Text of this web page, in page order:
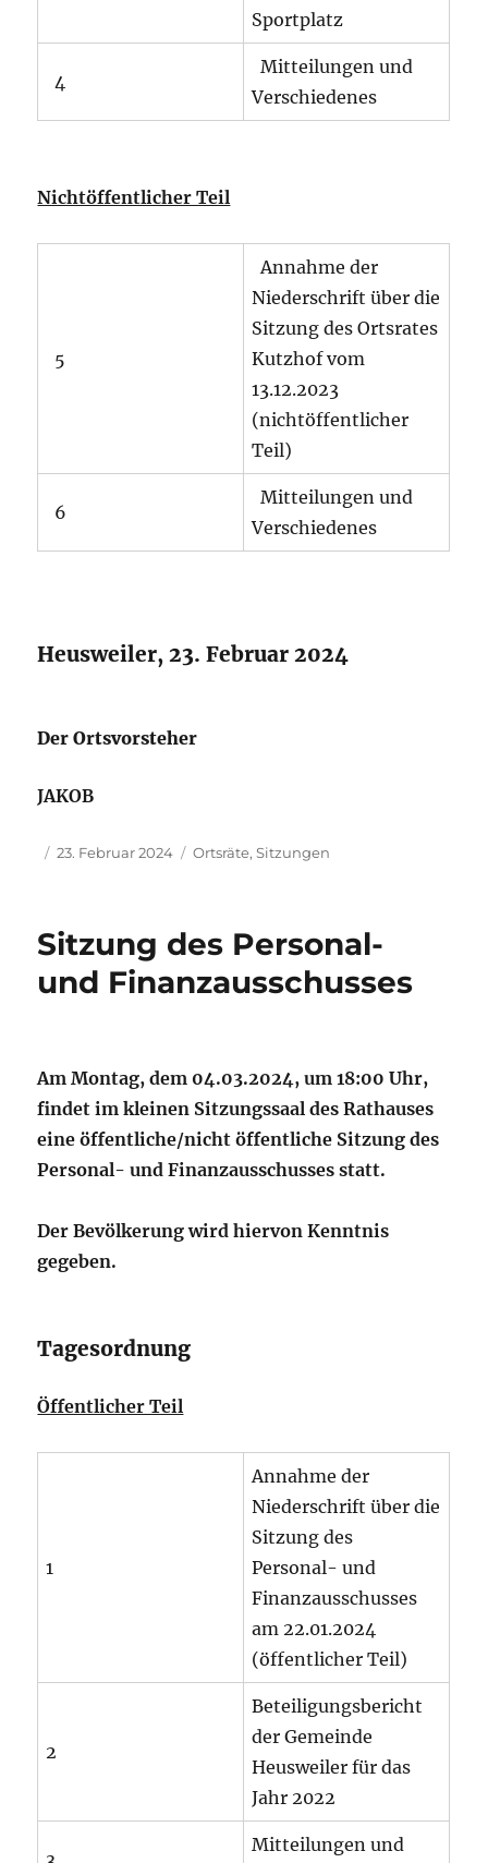
Sportplatz
4
Mitteilungen und
Verschiedenes
Nichtöffentlicher Teil
5
Annahme der
Niederschrift über die
Sitzung des Ortsrates
Kutzhof vom
13.12.2023
(nichtöffentlicher
Teil)
6
Mitteilungen und
Verschiedenes
Heusweiler, 23. Februar 2024
Der Ortsvorsteher
JAKOB
AutorVeröffentlicht
23. Februar 2024 Kategorien
Ortsräte,Sitzungen
Sitzung des Personal-
und Finanzausschusses
Am Montag, dem 04.03.2024, um 18:00 Uhr,
findet im kleinen Sitzungssaal des Rathauses
eine öffentliche/nicht öffentliche Sitzung des
Personal- und Finanzausschusses statt.
Der Bevölkerung wird hiervon Kenntnis
gegeben.
Tagesordnung
Öffentlicher Teil
1
Annahme der
Niederschrift über die
Sitzung des
Personal- und
Finanzausschusses
am 22.01.2024
(öffentlicher Teil)
2
Beteiligungsbericht
der Gemeinde
Heusweiler für das
Jahr 2022
Mitteilungen und